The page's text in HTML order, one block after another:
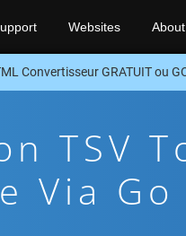
Websites About
Convertisseur GRATUIT ou
TSV
Via Go